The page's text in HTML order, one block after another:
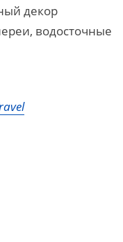
декор
водосточные